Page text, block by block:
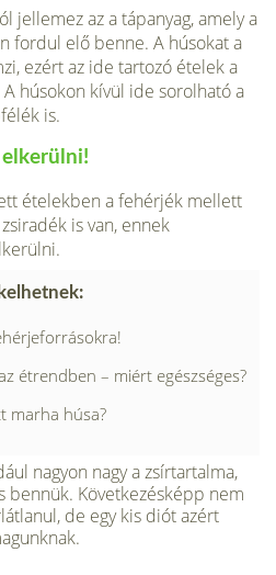
jellemez az a tápanyag, amely a
fordul elő benne. A húsokat a
ezért az ide tartozó ételek a
húsokon kívül ide sorolható a
is.
ételekben a fehérjék mellett
is van, ennek
étrendben – miért egészséges?
marha húsa?
nagyon nagy a zsírtartalma,
bennük. Következésképp nem
de egy kis diót azért